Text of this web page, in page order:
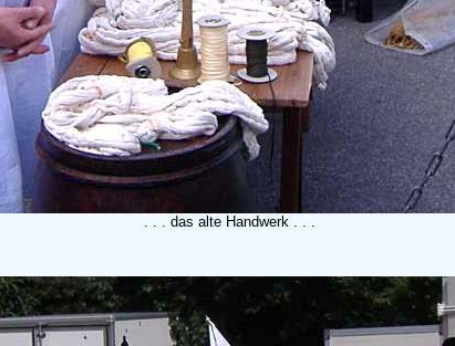
. . . das alte Handwerk . . .